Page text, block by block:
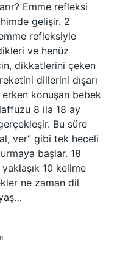
Emme refleksi
gelişir. 2
refleksiyle
ve henüz
dikkatlerini çeken
dillerini dışarı
konuşan bebek
8 ila 18 ay
Bu süre
ver” gibi tek heceli
başlar. 18
10 kelime
ne zaman dil